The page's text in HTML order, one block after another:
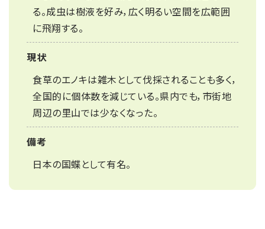
る。成虫は樹液を好み，広く明るい空間を広範囲
に飛翔する。
現状
食草のエノキは雑木として伐採されることも多く，
全国的に個体数を減じている。県内でも，市街地
周辺の里山では少なくなった。
備考
日本の国蝶として有名。